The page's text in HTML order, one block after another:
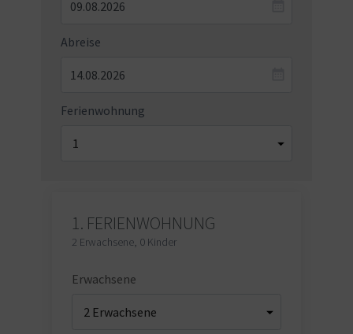
Abreise
Ferienwohnung
1. FERIENWOHNUNG
2 Erwachsene 0 Kinder
Erwachsene